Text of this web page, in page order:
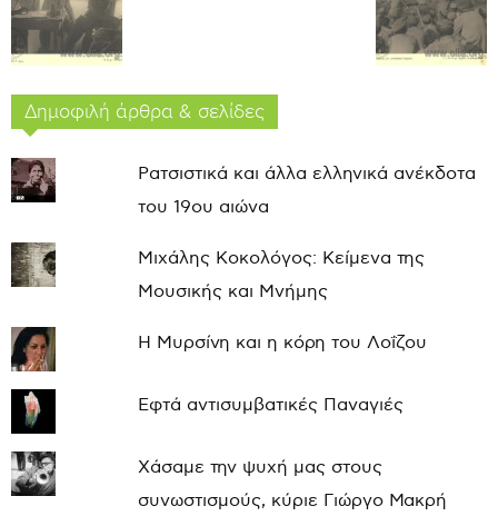
Δημοφιλή άρθρα & σελίδες
Ρατσιστικά και άλλα ελληνικά ανέκδοτα
του 19ου αιώνα
Μιχάλης Κοκολόγος: Κείμενα της
Μουσικής και Μνήμης
Η Μυρσίνη και η κόρη του Λοΐζου
Εφτά αντισυμβατικές Παναγιές
Χάσαμε την ψυχή μας στους
συνωστισμούς, κύριε Γιώργο Μακρή